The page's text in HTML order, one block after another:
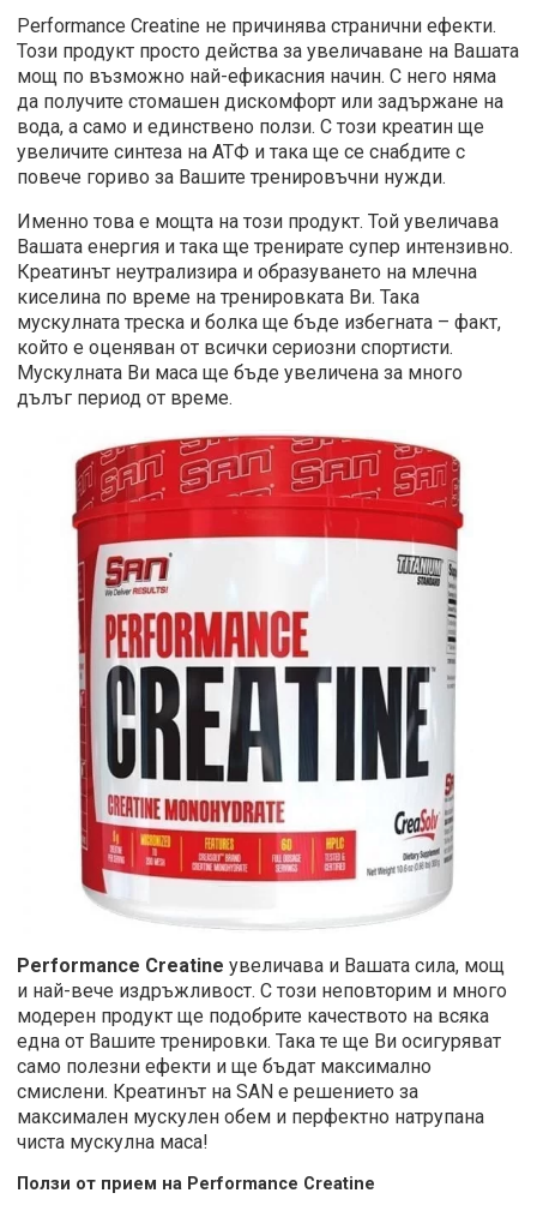
Performance Creatine не причинява странични ефекти.
Този продукт просто действа за увеличаване на Вашата
мощ по възможно най-ефикасния начин. С него няма
да получите стомашен дискомфорт или задържане на
вода, а само и единствено ползи. С този креатин ще
увеличите синтеза на АТФ и така ще се снабдите с
повече гориво за Вашите тренировъчни нужди.
Именно това е мощта на този продукт. Той увеличава
Вашата енергия и така ще тренирате супер интензивно.
Креатинът неутрализира и образуването на млечна
киселина по време на тренировката Ви. Така
мускулната треска и болка ще бъде избегната – факт,
който е оценяван от всички сериозни спортисти.
Мускулната Ви маса ще бъде увеличена за много
дълъг период от време.
Performance Creatine увеличава и Вашата сила, мощ
и най-вече издръжливост. С този неповторим и много
модерен продукт ще подобрите качеството на всяка
една от Вашите тренировки. Така те ще Ви осигуряват
само полезни ефекти и ще бъдат максимално
смислени. Креатинът на SAN е решението за
максимален мускулен обем и перфектно натрупана
чиста мускулна маса!
Ползи от прием на Performance Creatine